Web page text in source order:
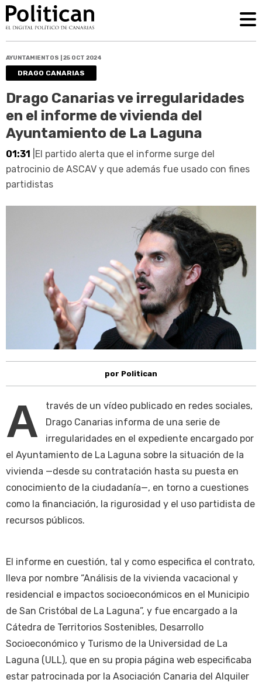
AYUNTAMIENTOS | 25 OCT 2024
DRAGO CANARIAS
Drago Canarias ve irregularidades
en el informe de vivienda del
Ayuntamiento de La Laguna
01:31 |El partido alerta que el informe surge del
patrocinio de ASCAV y que además fue usado con fines
partidistas
por Politican
A
través de un vídeo publicado en redes sociales,
Drago Canarias informa de una serie de
irregularidades en el expediente encargado por
el Ayuntamiento de La Laguna sobre la situación de la
vivienda —desde su contratación hasta su puesta en
conocimiento de la ciudadanía—, en torno a cuestiones
como la financiación, la rigurosidad y el uso partidista de
recursos públicos.
El informe en cuestión, tal y como especifica el contrato,
lleva por nombre “Análisis de la vivienda vacacional y
residencial e impactos socioeconómicos en el Municipio
de San Cristóbal de La Laguna”, y fue encargado a la
Cátedra de Territorios Sostenibles, Desarrollo
Socioeconómico y Turismo de la Universidad de La
Laguna (ULL), que en su propia página web especificaba
estar patrocinada por la Asociación Canaria del Alquiler